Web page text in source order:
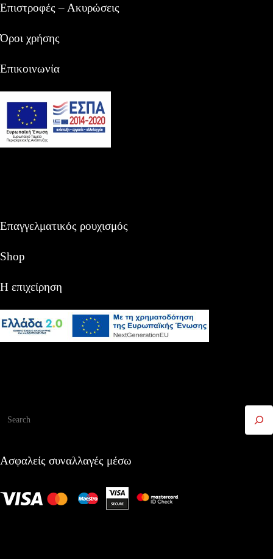
Επιστροφές – Ακυρώσεις
Όροι χρήσης
Επικοινωνία
Επαγγελματικός ρουχισμός
Shop
Η επιχείρηση
Ασφαλείς συναλλαγές μέσω